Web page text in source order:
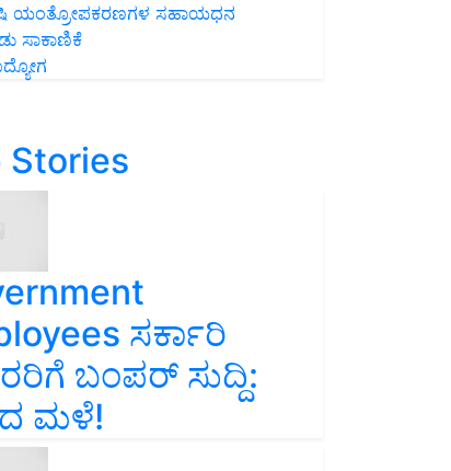
ಯಂತ್ರೋಪಕರಣಗಳ ಸಹಾಯಧನ
ಸಾಕಾಣಿಕೆ
Stories
ಸರ್ಕಾರಿ
ಬಂಪರ್‌ ಸುದ್ದಿ:
ಮಳೆ!